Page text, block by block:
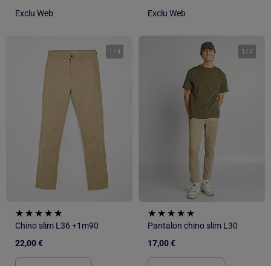
Exclu Web Exclu Web
1 /4
Chino slim L36 +1m90
22,00 €
1 /4
Pantalon chino slim L30
17,00 €